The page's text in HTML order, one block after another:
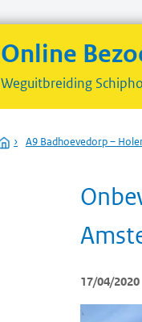
Online
Weguitbreiding
Home
› A9 Badhoevedorp –
17/04/2020